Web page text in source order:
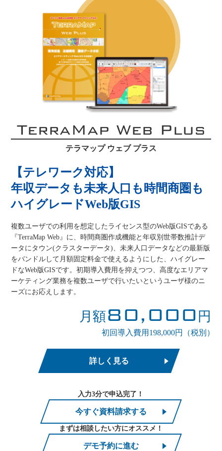
TerraMap Web Plus
テラマップ ウェブ プラス
【テレワーク対応】
年収データも未来人口も時間商圏も
ハイグレードWeb版GIS
複数ユーザでの利用を想定したライセンス型のWeb版GISである
『TerraMap Web』に、時間商圏作成機能と年収別世帯数推計デ
ータにタウン(クラスターデータ)、未来人口データなどの最新版
をバンドルして月額固定料金で使えるようにした、ハイグレー
ドなWeb版GISです。初期導入費用を抑えつつ、高度なエリアマ
ーケティング業務を複数ユーザで行いたいというユーザ様のニ
ーズにお応えします。
月額80,000 円
初回導入費用198,000円（税別）
詳しく見る
入力3分で申込完了！
今すぐ資料請求する
まずは相談したい方にオススメ！
デモ予約に進む